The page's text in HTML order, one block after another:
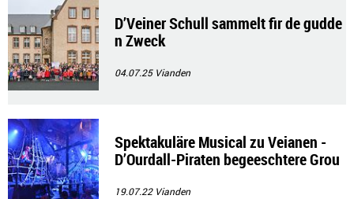
D’Veiner Schull sammelt fir de gudde
n Zweck
04.07.25 Vianden
Spektakuläre Musical zu Veianen -
D’Ourdall-Piraten begeeschtere Grou
19.07.22 Vianden